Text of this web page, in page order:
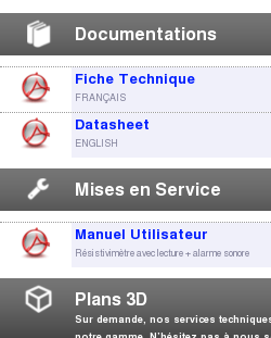
Documentations
Fiche Technique
FRANÇAIS
Datasheet
ENGLISH
Mises en Service
Manuel Utilisateur
Résistivimètre avec lecture + alarme sonore
Plans 3D
Sur demande, nos services